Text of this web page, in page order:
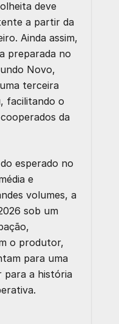
deve
a partir da
Ainda assim,
preparada no
Novo,
terceira
facilitando o
da
esperado no
e
volumes, a
sob um
o produtor,
para uma
para a história